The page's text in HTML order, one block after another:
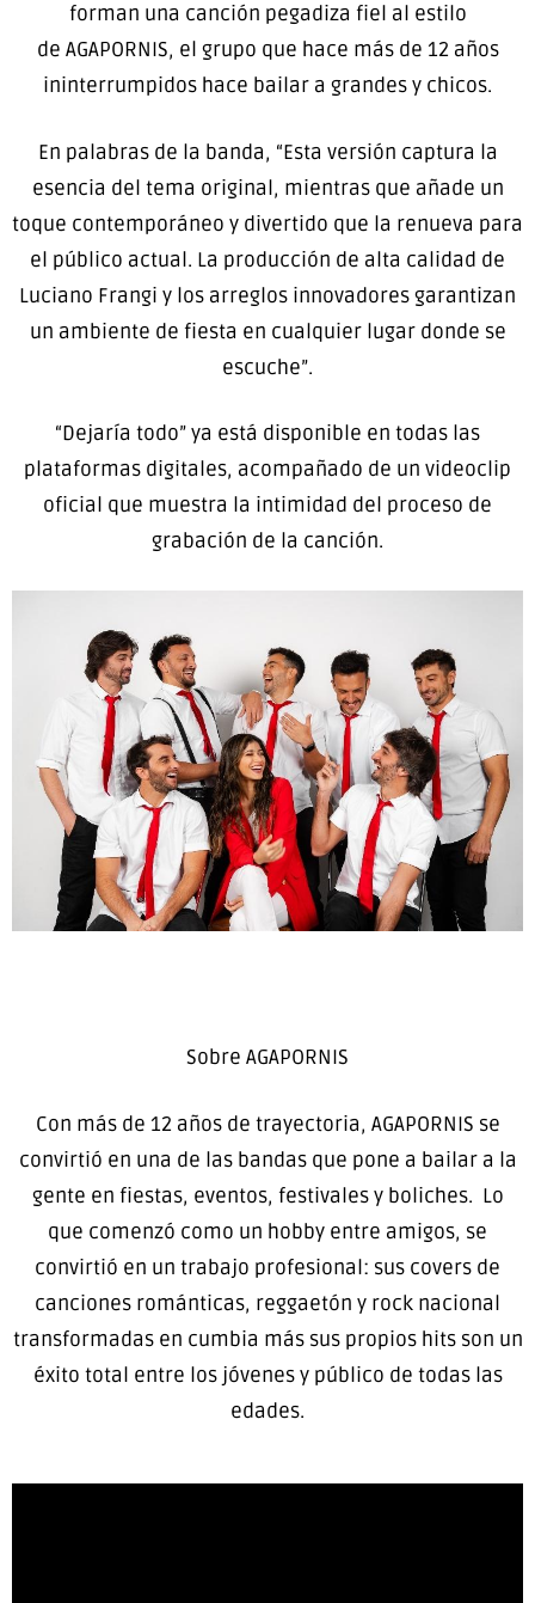
forman una canción pegadiza fiel al estilo
de AGAPORNIS, el grupo que hace más de 12 años
ininterrumpidos hace bailar a grandes y chicos.
En palabras de la banda, “Esta versión captura la
esencia del tema original, mientras que añade un
toque contemporáneo y divertido que la renueva para
el público actual. La producción de alta calidad de
Luciano Frangi y los arreglos innovadores garantizan
un ambiente de fiesta en cualquier lugar donde se
escuche”.
“Dejaría todo” ya está disponible en todas las
plataformas digitales, acompañado de un videoclip
oficial que muestra la intimidad del proceso de
grabación de la canción.
Sobre AGAPORNIS
Con más de 12 años de trayectoria, AGAPORNIS se
convirtió en una de las bandas que pone a bailar a la
gente en fiestas, eventos, festivales y boliches. Lo
que comenzó como un hobby entre amigos, se
convirtió en un trabajo profesional: sus covers de
canciones románticas, reggaetón y rock nacional
transformadas en cumbia más sus propios hits son un
éxito total entre los jóvenes y público de todas las
edades.